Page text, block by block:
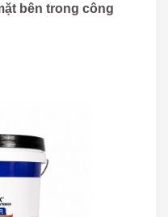
bên trong công